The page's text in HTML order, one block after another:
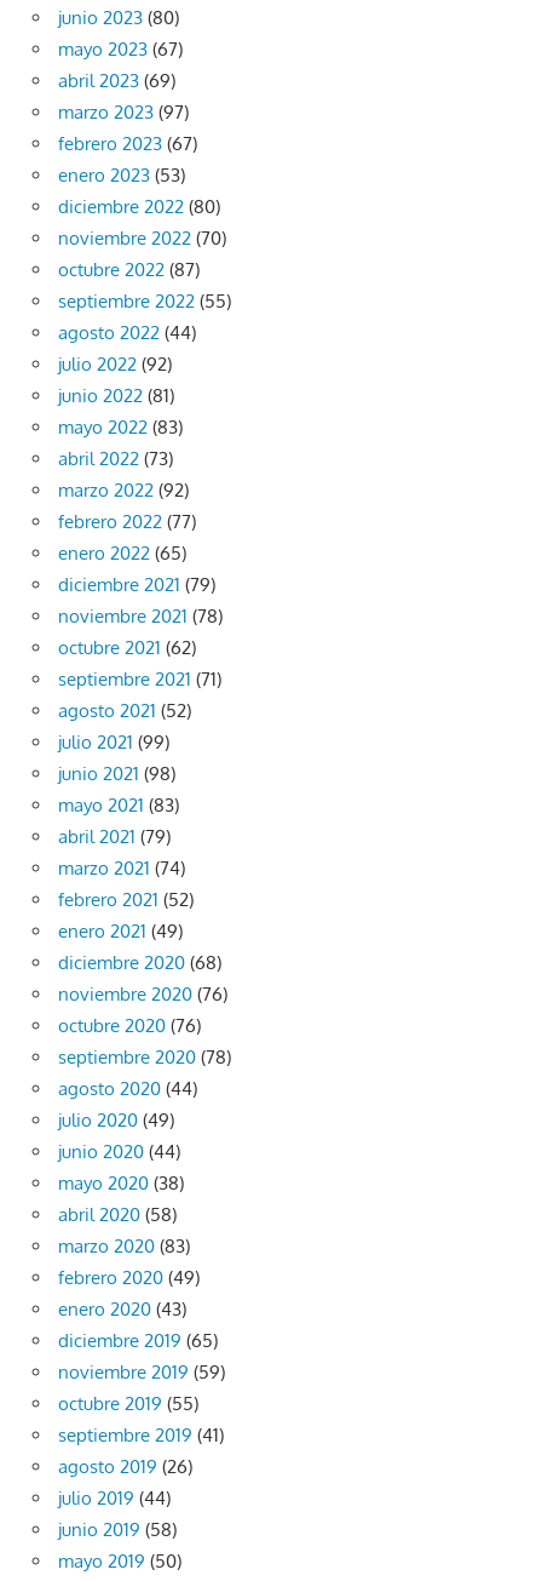
junio 2023 (80)
mayo 2023 (67)
abril 2023 (69)
marzo 2023 (97)
febrero 2023 (67)
enero 2023 (53)
diciembre 2022 (80)
noviembre 2022 (70)
octubre 2022 (87)
septiembre 2022 (55)
agosto 2022 (44)
julio 2022 (92)
junio 2022 (81)
mayo 2022 (83)
abril 2022 (73)
marzo 2022 (92)
febrero 2022 (77)
enero 2022 (65)
diciembre 2021 (79)
noviembre 2021 (78)
octubre 2021 (62)
septiembre 2021 (71)
agosto 2021 (52)
julio 2021 (99)
junio 2021 (98)
mayo 2021 (83)
abril 2021 (79)
marzo 2021 (74)
febrero 2021 (52)
enero 2021 (49)
diciembre 2020 (68)
noviembre 2020 (76)
octubre 2020 (76)
septiembre 2020 (78)
agosto 2020 (44)
julio 2020 (49)
junio 2020 (44)
mayo 2020 (38)
abril 2020 (58)
marzo 2020 (83)
febrero 2020 (49)
enero 2020 (43)
diciembre 2019 (65)
noviembre 2019 (59)
octubre 2019 (55)
septiembre 2019 (41)
agosto 2019 (26)
julio 2019 (44)
junio 2019 (58)
mayo 2019 (50)